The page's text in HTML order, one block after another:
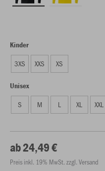
Kinder
3XS XXS XS
Unisex
S M L XL XXL
ab 24,49 €
Preis inkl. 19% MwSt. zzgl. Versand